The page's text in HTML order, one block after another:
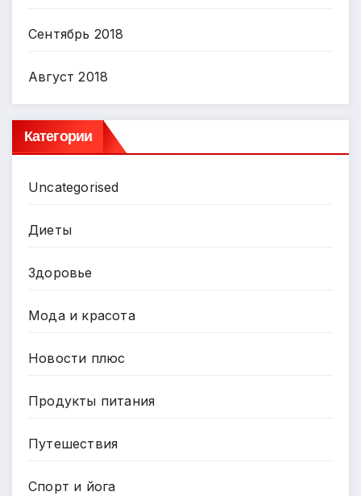
Сентябрь 2018
Август 2018
Категории
Uncategorised
Диеты
Здоровье
Мода и красота
Новости плюс
Продукты питания
Путешествия
Спорт и йога